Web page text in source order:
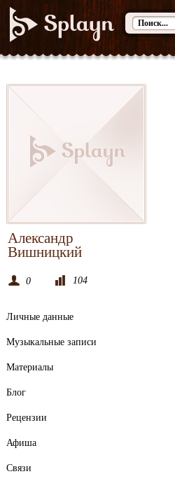
Александр
Вишницкий
0 104
Личные данные
Музыкальные записи
Материалы
Блог
Рецензии
Афиша
Связи